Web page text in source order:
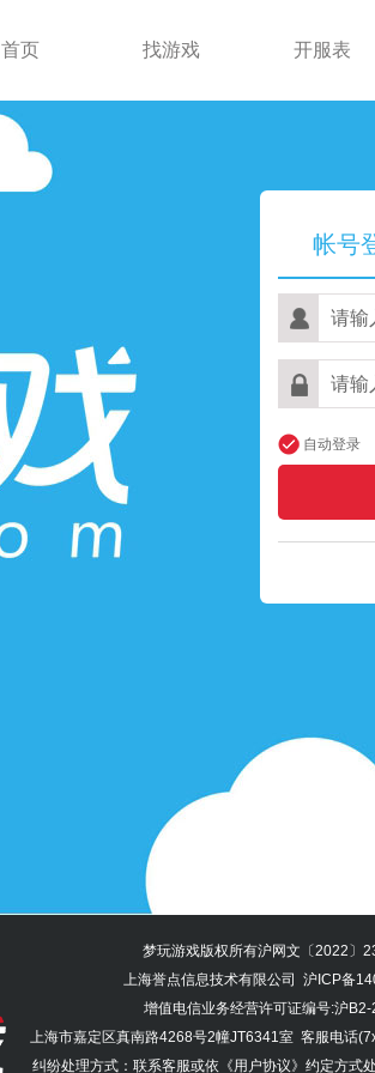
首页 找游戏 开服表
帐号
自动登录
梦玩游戏版权所有沪网文〔2022〕
上海誉点信息技术有限公司 沪ICP备
增值电信业务经营许可证编号:沪
上海市嘉定区真南路4268号2幢JT6341室 客服电话
纠纷处理方式：联系客服或依 《用户协议》 约定方式